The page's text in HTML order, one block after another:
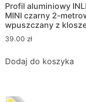
Profil aluminiowy
MINI czarny 2-
wpuszczany z
39.00 zł
Dodaj do koszyka